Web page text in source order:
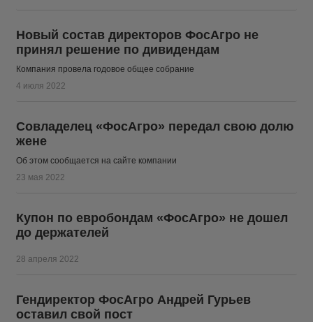
Новый состав директоров ФосАгро не
принял решение по дивидендам
Компания провела годовое общее собрание
4 июля 2022
Совладелец «ФосАгро» передал свою долю
жене
Об этом сообщается на сайте компании
23 мая 2022
Купон по евробондам «ФосАгро» не дошел
до держателей
28 апреля 2022
Гендиректор ФосАгро Андрей Гурьев
оставил свой пост